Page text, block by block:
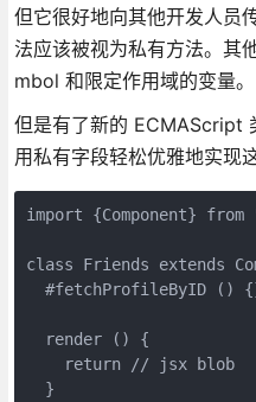
但它很好地向其他开发人员
法应该被视为私有方法。其
mbol 和限定作用域的变量。
但是有了新的 ECMAScript
用私有字段轻松优雅地实现
import {Component}
class Friends extends
#fetchProfileByID ()
  render () {
    return // jsx blob
  }